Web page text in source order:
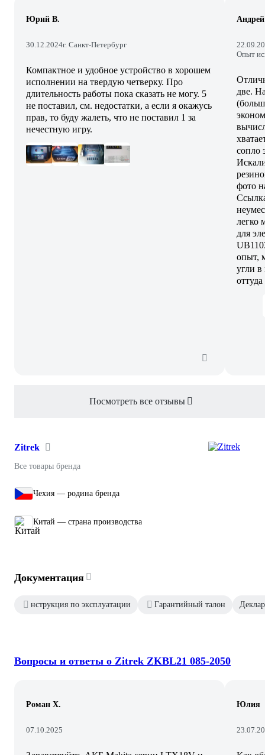
Юрий В.
30.12.2024г. Санкт-Петербург
Компактное и удобное устройство в хорошем
исполнении на твердую четверку. Про
длительность работы пока сказать не могу. 5
не поставил, см. недостатки, а если я окажусь
прав, то буду жалеть, что не поставил 1 за
нечестную игру.
Опыт
две.
сопло
фото
легко
для
опыт,
угли в
Посмотреть все отзывы
Zitrek
Все товары бренда
Чехия — родина бренда
Китай — страна производства
Документация
нструкция по эксплуатации Гарантийный талон
Вопросы и ответы о Zitrek ZKBL21 085-2050
Роман Х.
07.10.2025
Юлия